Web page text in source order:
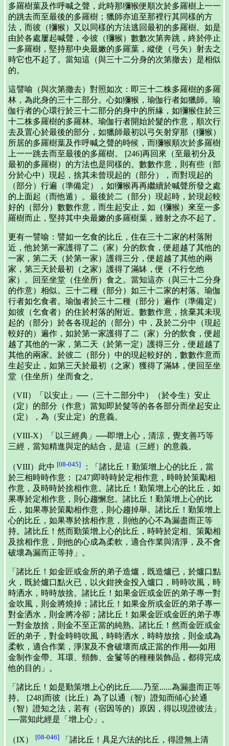
多羅樹葉及作呼喊之聲，此時那獼猴便順次於多羅樹上一一
的跳去而至最後的多羅樹；獵師亦追至那裡行其同樣的方
法，而彼（獼猴）又以同樣的方法逃回最初的多羅樹。如是
由於各處屢起喊聲，令彼（獼猴）數數次第奔跳，終於停止
一多羅樹，堅持那中央最嫩的多羅葉，縱使（弓矢）射去之
時它也不起了。當知這（與三十二分身的次第撤去）是相似
的。
這譬喻（與次第撤去）對照如次：即三十二株多羅樹的多羅
林，為此身的三十二部分。心如獼猴，瑜伽行者如獵師。瑜
伽行者的心環行於三十二部分的身中的所緣，如獼猴住於三
十二株多羅樹的多羅林。瑜伽行者開始於髮的作意，順次行
去及置心於最後的部分，如獵師最初以弓矢射穿那（獼猴）
所居的多羅樹葉及作呼喊之聲的時候，而獼猴順次於多羅樹
上一一跳去而至最後的多羅樹。 [246]再回來（至最初分及
最初的多羅樹）的方法也是同樣的。數數作意，則有些（部
分於心中）現起，捨其未曾現起的（部分），而對現起的
（部分）行遍（準備定），如獼猴再再繼續於喊聲所發之處
的上面起（而他遁）。最後於二（部分）現起時，於現起較
好的（部分）數數作意，而生起安止，如（獼猴）來至一多
羅樹而止，堅持其中央最嫩的多羅樹葉，雖射之亦不起了。
更有一譬喻：譬如一乞食的比丘，住在三十二家的村落附
近，他於第一家護得了二（家）分的飲食，便超越了其他的
一家，第二天（於第一家）護得三分，便超越了其他的兩
家，第三天於最初（之家）護得了滿缽，便（不行乞他
家）。回至坐堂（住坐所）食之。當知這亦（與三十二分身
的作意）相似。三十二種（部分）如三十二家的村落。瑜伽
行者如乞食者。瑜伽者於三十二種（部分）遍作（準備定）
如彼（乞食者）的住於村落的附近。數數作意，捨棄其未現
起的（部分）於各各現起的（部分）中，及於二分中（現起
較好的）遍作，如於第一家護得了二（家）分的飲食，便超
越了其他的一家，第二天（於第一定）護得三分，便超越了
其他的兩家。於彼二（部分）中的現起較好的，數數作意而
生起安止，如第三天於最初（之家）獲得了滿缽，便回至坐
堂（住坐所）坐而食之。
（VII）「以安止」──（三十二部分中）（於令生）安止
（定）的部分（作意）當知即於髮等的各各部分而坐起安止
（定），為（安止定）的意義。
（VIII-X）「以三經典」──即增上心，清涼，覺支善巧等
三經，當知精進與定的結合，是這（三經）的意義。
（VIII）此中 [08-045] ：「諸比丘！勤策增上心的比丘，當
於三相時時作意： [247]即時時於定相作意，時時於策勵相
作意，及時時於捨相作意。諸比丘！勤策增上心的比丘，如
果專於定相作意，則心趨懈怠。諸比丘！勤策增上心的比
丘，如果專於策勵相作意，則心趨掉舉。諸比丘！勤策增上
心的比丘，如果專於捨相作意，則他的心不為漏盡而正等
持。諸比丘！然而勤策增上心的比丘，時時於定相、策勵相
及捨相作意，則他的心成為柔軟，適合作業與清淨，及不會
破壞為漏而正等持」。
「諸比丘！如金匠或金所的弟子造爐，既造爐已，於爐口點
火，既於爐口點火已，以火鉗挾金投入爐口，時時吹風，時
時洒水，時時放捨。諸比丘！如果金匠或金匠的弟子專一對
金吹風，則金將燒掉；諸比丘！如果金所或金匠的弟子專一
對金洒水，則金將冷卻；諸比丘！如果金匠或金匠的弟子專
一對金放捨，則金不至正當的純熟。諸比丘！然而金匠或金
匠的弟子，對金時時吹風，時時洒水，時時放捨，則金成為
柔軟，適合作業，淨潔及不會破壞而成正當的作用──如用
金制作金帶、耳環、頸飾、金鬘等的種種裝飾品，都得完成
他的目的」。
「諸比丘！如是勤策增上心的比丘......乃至......為漏盡而正等
持。 [248]而彼（比丘）為了以通（智）證知而傾心於通
（智）證知之法，若有（宿因等的）原因，得以現證彼法」
──當知此經是「增上心」。
（IX） [08-046] 「諸比丘！具足六法的比丘，得證無上清